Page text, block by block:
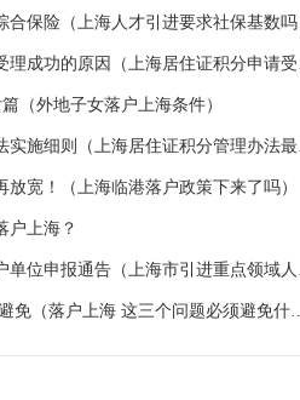
保险（上海人才引进要求社保基数吗
申办上
外地子女落户上海条件）
上海
宽！（上海临港落户政策下来了吗）
户上海？
上海重
落户上海 这三个问题必须避